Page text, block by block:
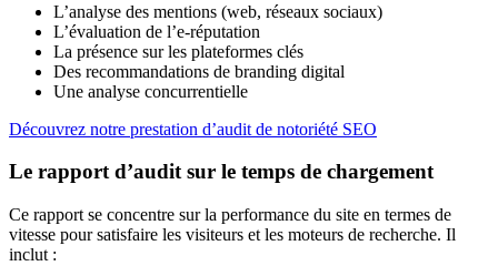
L’analyse des mentions (web, réseaux sociaux)
L’évaluation de l’e-réputation
La présence sur les plateformes clés
Des recommandations de branding digital
Une analyse concurrentielle
Découvrez notre prestation d’audit de notoriété SEO
Le rapport d’audit sur le temps de chargement
Ce rapport se concentre sur la performance du site en termes de
vitesse pour satisfaire les visiteurs et les moteurs de recherche. Il
inclut :